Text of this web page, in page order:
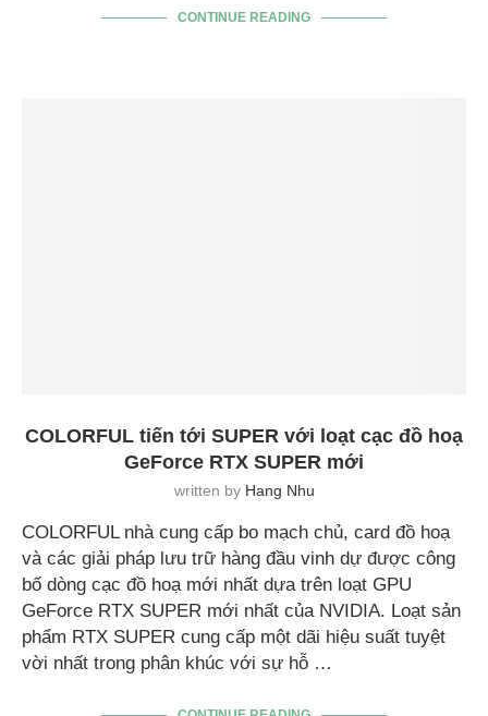
CONTINUE READING
COLORFUL tiến tới SUPER với loạt cạc đồ hoạ
GeForce RTX SUPER mới
written by Hang Nhu
COLORFUL nhà cung cấp bo mạch chủ, card đồ hoạ
và các giải pháp lưu trữ hàng đầu vinh dự được công
bố dòng cạc đồ hoạ mới nhất dựa trên loạt GPU
GeForce RTX SUPER mới nhất của NVIDIA. Loạt sản
phẩm RTX SUPER cung cấp một dãi hiệu suất tuyệt
vời nhất trong phân khúc với sự hỗ …